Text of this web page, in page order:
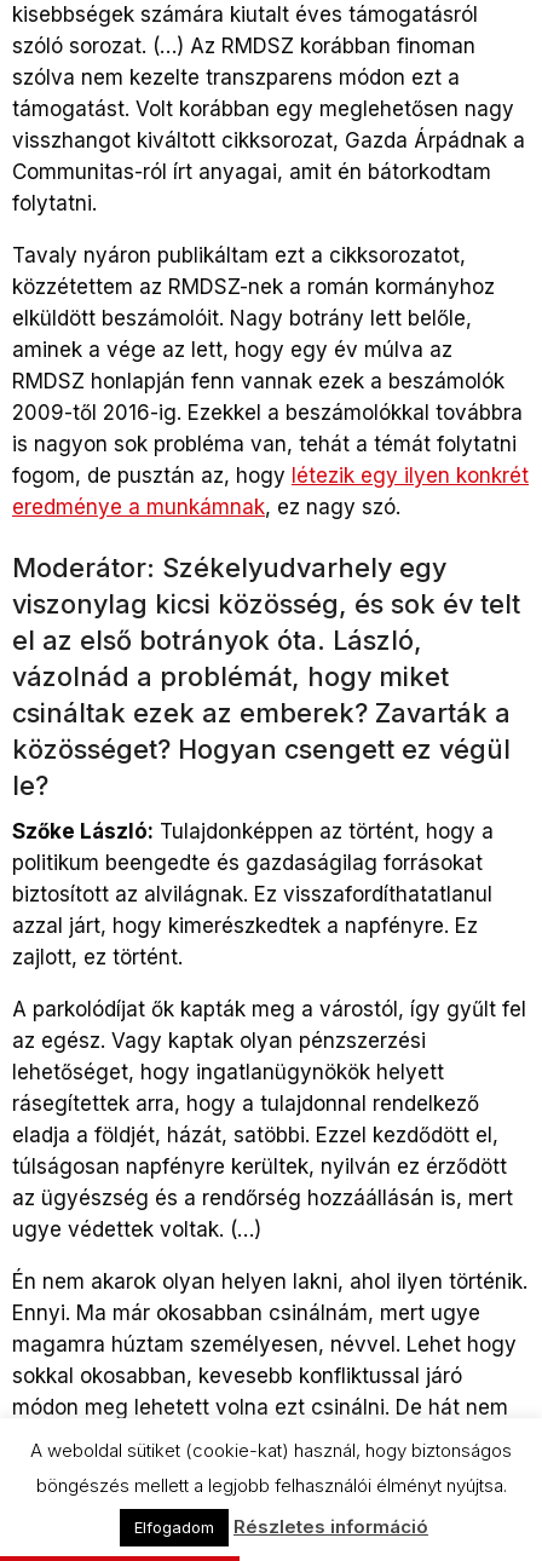
kisebbségek számára kiutalt éves támogatásról
szóló sorozat. (…) Az RMDSZ korábban finoman
szólva nem kezelte transzparens módon ezt a
támogatást. Volt korábban egy meglehetősen nagy
visszhangot kiváltott cikksorozat, Gazda Árpádnak a
Communitas-ról írt anyagai, amit én bátorkodtam
folytatni.
Tavaly nyáron publikáltam ezt a cikksorozatot,
közzétettem az RMDSZ-nek a román kormányhoz
elküldött beszámolóit. Nagy botrány lett belőle,
aminek a vége az lett, hogy egy év múlva az
RMDSZ honlapján fenn vannak ezek a beszámolók
2009-től 2016-ig. Ezekkel a beszámolókkal továbbra
is nagyon sok probléma van, tehát a témát folytatni
fogom, de pusztán az, hogy létezik egy ilyen konkrét
eredménye a munkámnak, ez nagy szó.
Moderátor: Székelyudvarhely egy
viszonylag kicsi közösség, és sok év telt
el az első botrányok óta. László,
vázolnád a problémát, hogy miket
csináltak ezek az emberek? Zavarták a
közösséget? Hogyan csengett ez végül
le?
Szőke László: Tulajdonképpen az történt, hogy a
politikum beengedte és gazdaságilag forrásokat
biztosított az alvilágnak. Ez visszafordíthatatlanul
azzal járt, hogy kimerészkedtek a napfényre. Ez
zajlott, ez történt.
A parkolódíjat ők kapták meg a várostól, így gyűlt fel
az egész. Vagy kaptak olyan pénzszerzési
lehetőséget, hogy ingatlanügynökök helyett
rásegítettek arra, hogy a tulajdonnal rendelkező
eladja a földjét, házát, satöbbi. Ezzel kezdődött el,
túlságosan napfényre kerültek, nyilván ez érződött
az ügyészség és a rendőrség hozzáállásán is, mert
ugye védettek voltak. (…)
Én nem akarok olyan helyen lakni, ahol ilyen történik.
Ennyi. Ma már okosabban csinálnám, mert ugye
magamra húztam személyesen, névvel. Lehet hogy
sokkal okosabban, kevesebb konfliktussal járó
módon meg lehetett volna ezt csinálni. De hát nem
tudtam, hogy ide fog fajulni.
Ami változott, az az, hogy visszakerültek,
visszavonultak oda, ahová valók: a saját köreikbe.
Nincsenek elől, nem zavarnak. Van, aki börtönbe
A weboldal sütiket (cookie-kat) használ, hogy biztonságos
böngészés mellett a legjobb felhasználói élményt nyújtsa.
Elfogadom Részletes információ